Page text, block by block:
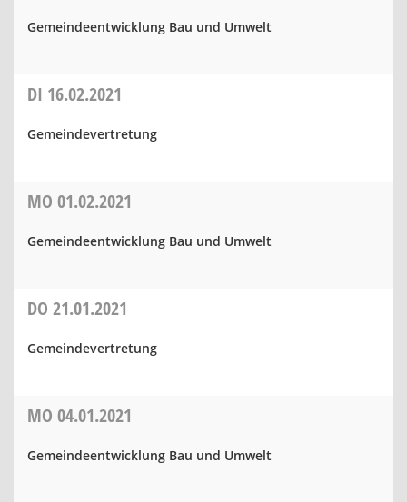
Gemeindeentwicklung Bau und Umwelt
DI 16.02.2021
Gemeindevertretung
MO 01.02.2021
Gemeindeentwicklung Bau und Umwelt
DO 21.01.2021
Gemeindevertretung
MO 04.01.2021
Gemeindeentwicklung Bau und Umwelt